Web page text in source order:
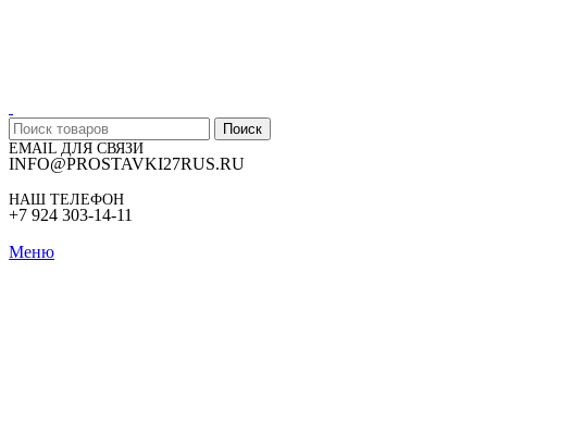
Поиск
EMAIL ДЛЯ СВЯЗИ
INFO@PROSTAVKI27RUS.RU
НАШ ТЕЛЕФОН
+7 924 303-14-11
Меню